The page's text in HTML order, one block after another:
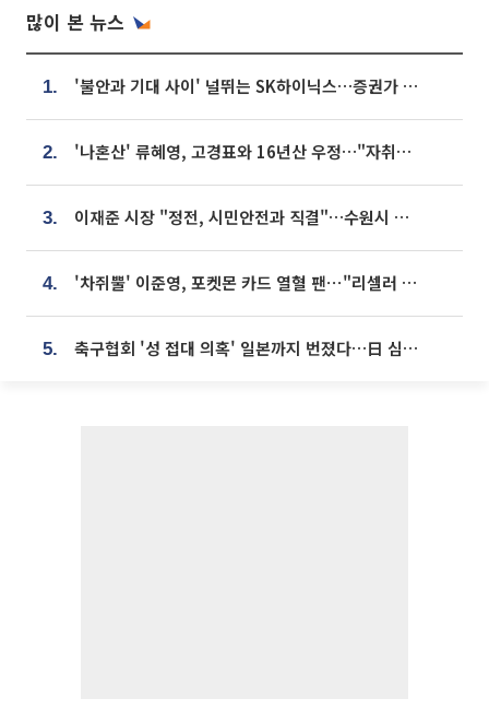
많이 본 뉴스
1. '불안과 기대 사이' 널뛰는 SK하이닉스…증권가 "HBM4·LTA 기반 펀터멘털 견고"
2. '나혼산' 류혜영, 고경표와 16년산 우정…"자취방서 부모님과 마주쳐"
3. 이재준 시장 "정전, 시민안전과 직결"…수원시 비상대응체계 가동
4. '차쥐뿔' 이준영, 포켓몬 카드 열혈 팬⋯"리셀러 처단할 것"
5. 축구협회 '성 접대 의혹' 일본까지 번졌다…日 심판 실명 공개